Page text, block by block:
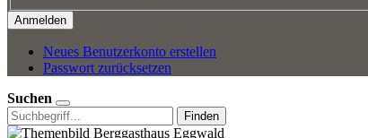
Neues Benutzerkonto erstellen
Passwort zurücksetzen
Suchen
Finden